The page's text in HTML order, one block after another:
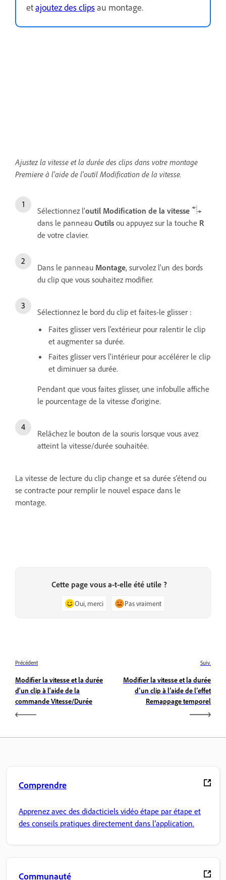
etajoutez des clipsau montage.
Ajustez la vitesse et la durée des clips dans votre montage
Premiere à l'aide de l'outil Modification de la vitesse.
Sélectionnez l'outil Modification de la vitesse
dans le panneau Outils ou appuyez sur la touche R
de votre clavier.
Dans le panneau Montage, survolez l'un des bords
du clip que vous souhaitez modifier.
Sélectionnez le bord du clip et faites-le glisser :
Faites glisser vers l'extérieur pour ralentir le clip
et augmenter sa durée.
Faites glisser vers l'intérieur pour accélérer le clip
et diminuer sa durée.
Pendant que vous faites glisser, une infobulle affiche
le pourcentage de la vitesse d'origine.
Relâchez le bouton de la souris lorsque vous avez
atteint la vitesse/durée souhaitée.
La vitesse de lecture du clip change et sa durée s'étend ou
se contracte pour remplir le nouvel espace dans le
montage.
Cette page vous a-t-elle été utile ?
Oui, merci Pas vraiment
Précédent
Modifier la vitesse et la durée
d'un clip à l'aide de la
commande Vitesse/Durée
Suiv.
Modifier la vitesse et la durée
d’un clip à l’aide de l’effet
Remappage temporel
Comprendre
Apprenez avec des didacticiels vidéo étape par étape et
des conseils pratiques directement dans l’application.
Communauté